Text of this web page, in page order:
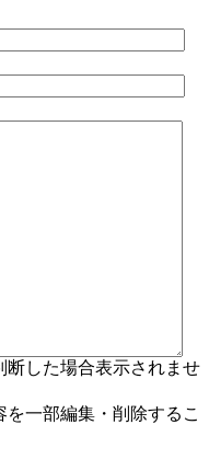
した場合表示されませ
一部編集・削除するこ